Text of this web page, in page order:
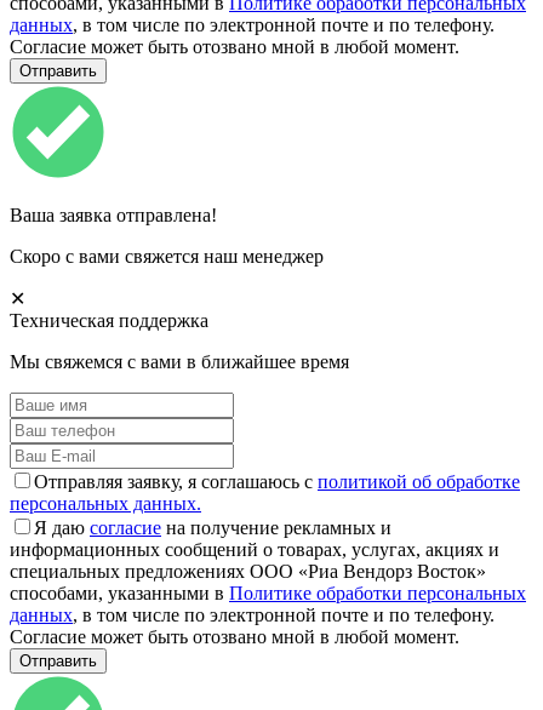
данных, в том числе по электронной почте и по телефону.
Согласие может быть отозвано мной в любой момент.
Ваша заявка отправлена!
Скоро с вами свяжется наш менеджер
✕
Техническая поддержка
Мы свяжемся с вами в ближайшее время
Отправляя заявку, я соглашаюсь с политикой об обработке
персональных данных.
Я даю согласие на получение рекламных и
информационных сообщений о товарах, услугах, акциях и
специальных предложениях ООО «Риа Вендорз Восток»
способами, указанными в Политике обработки персональных
данных, в том числе по электронной почте и по телефону.
Согласие может быть отозвано мной в любой момент.